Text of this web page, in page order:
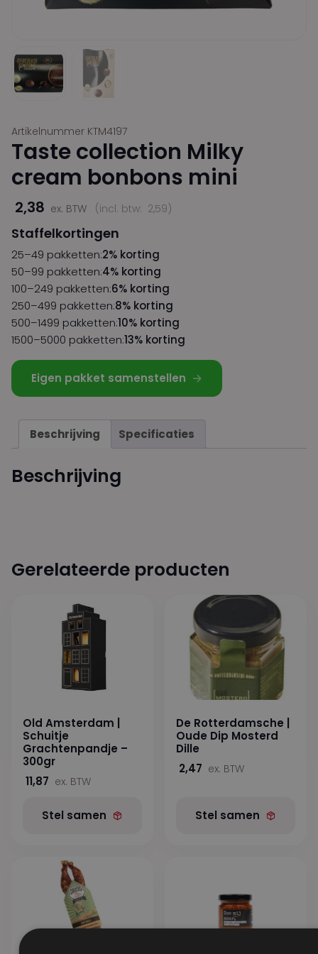
Artikelnummer KTM4197
Taste collection Milky
cream bonbons mini
2,38 ex. BTW (incl. btw: 2,59)
Staffelkortingen
25–49 pakketten:2% korting
50–99 pakketten:4% korting
100–249 pakketten:6% korting
250–499 pakketten:8% korting
500–1499 pakketten:10% korting
1500–5000 pakketten:13% korting
Eigen pakket samenstellen
Beschrijving Specificaties
Beschrijving
Gerelateerde producten
Old Amsterdam |
Schuitje
Grachtenpandje –
300gr
11,87 ex. BTW
Stel samen
De Rotterdamsche |
Oude Dip Mosterd
Dille
2,47 ex. BTW
Stel samen